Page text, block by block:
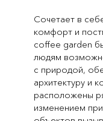
Сочетает в
комфорт и
coffee garden
людям
с природой,
архитектуру и
расположены
изменением